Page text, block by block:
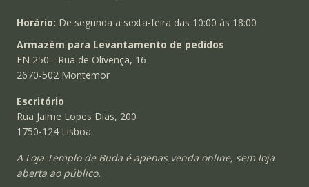
Horário: De segunda a sexta-feira das 10:00 às 18:00
Armazém para Levantamento de pedidos
EN 250 - Rua de Olivença, 16
2670-502 Montemor
Escritório
Rua Jaime Lopes Dias, 200
1750-124 Lisboa
A Loja Templo de Buda é apenas venda online, sem loja
aberta ao público.